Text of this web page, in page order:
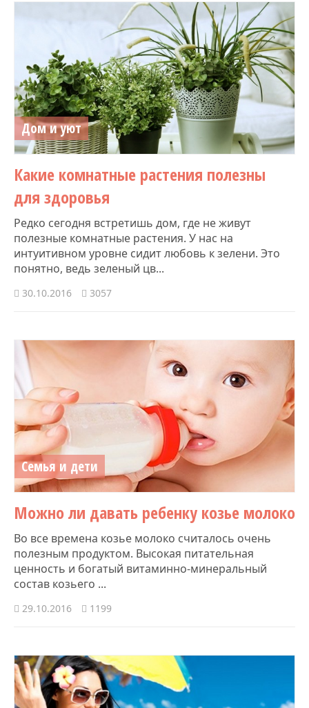
Дом и уют
Какие комнатные растения полезны
для здоровья
Редко сегодня встретишь дом, где не живут
полезные комнатные растения. У нас на
интуитивном уровне сидит любовь к зелени. Это
понятно, ведь зеленый цв...
30.10.2016 3057
Семья и дети
Можно ли давать ребенку козье молоко
Во все времена козье молоко считалось очень
полезным продуктом. Высокая питательная
ценность и богатый витаминно-минеральный
состав козьего ...
29.10.2016 1199